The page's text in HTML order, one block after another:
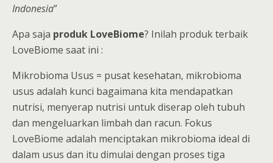
Indonesia”
Apa saja produk LoveBiome? Inilah produk terbaik
LoveBiome saat ini :
Mikrobioma Usus = pusat kesehatan, mikrobioma
usus adalah kunci bagaimana kita mendapatkan
nutrisi, menyerap nutrisi untuk diserap oleh tubuh
dan mengeluarkan limbah dan racun. Fokus
LoveBiome adalah menciptakan mikrobioma ideal di
dalam usus dan itu dimulai dengan proses tiga